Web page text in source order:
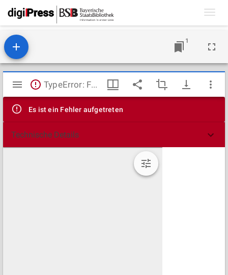
1
Mirador
Viewer
TypeError: Failed to fetch
Es ist ein Fehler aufgetreten
Technische Details